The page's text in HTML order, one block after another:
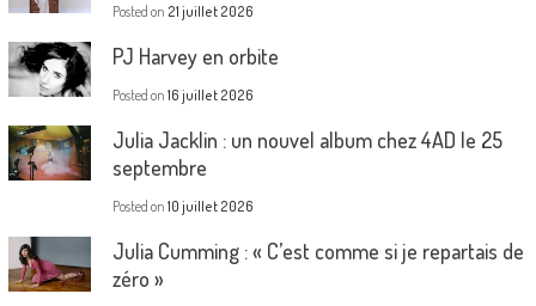
Posted on 21 juillet 2026
PJ Harvey en orbite
Posted on 16 juillet 2026
Julia Jacklin : un nouvel album chez 4AD le 25
septembre
Posted on 10 juillet 2026
Julia Cumming : « C’est comme si je repartais de
zéro »